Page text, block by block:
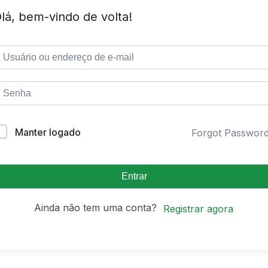
bem-vindo de volta!
Manter logado Forgot
Entrar
Ainda não tem uma conta? Registrar agora